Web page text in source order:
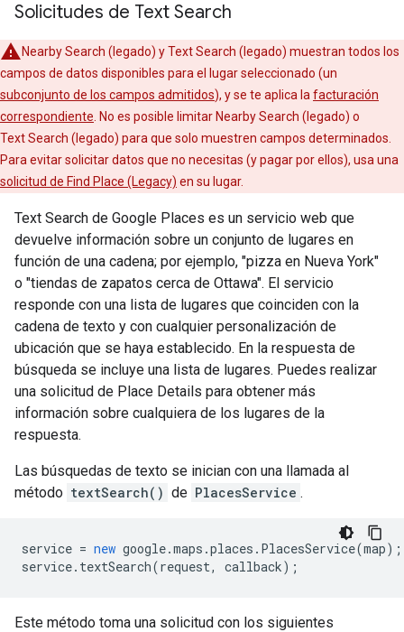
Solicitudes de Text Search
Nearby Search (legado) y Text Search (legado) muestran todos los
campos de datos disponibles para el lugar seleccionado (un
subconjunto de los campos admitidos), y se te aplica la facturación
correspondiente . No es posible limitar Nearby Search (legado) o
Text Search (legado) para que solo muestren campos determinados.
Para evitar solicitar datos que no necesitas (y pagar por ellos), usa una
solicitud de Find Place (Legacy) en su lugar.
Text Search de Google Places es un servicio web que
devuelve información sobre un conjunto de lugares en
función de una cadena; por ejemplo, "pizza en Nueva York"
o "tiendas de zapatos cerca de Ottawa". El servicio
responde con una lista de lugares que coinciden con la
cadena de texto y con cualquier personalización de
ubicación que se haya establecido. En la respuesta de
búsqueda se incluye una lista de lugares. Puedes realizar
una solicitud de Place Details para obtener más
información sobre cualquiera de los lugares de la
respuesta.
Las búsquedas de texto se inician con una llamada al
método textSearch() de PlacesService .
service = new google.maps .places . PlacesService(map);
service. textSearch(request, callback);
Este método toma una solicitud con los siguientes